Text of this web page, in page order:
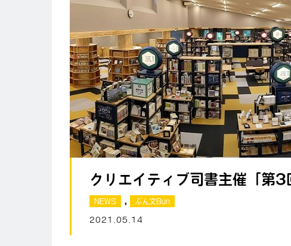
クリエイティブ司書主催「第
NEWS , ぶん文Bun
2021.05.14